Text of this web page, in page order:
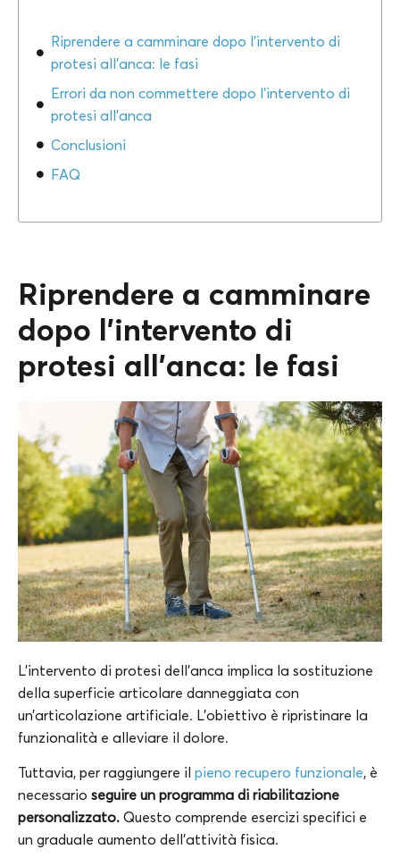
Riprendere a camminare dopo l’intervento di
protesi all’anca: le fasi
Errori da non commettere dopo l’intervento di
protesi all’anca
Conclusioni
FAQ
Riprendere a camminare
dopo l’intervento di
protesi all’anca: le fasi
L’intervento di protesi dell’anca implica la sostituzione
della superficie articolare danneggiata con
un’articolazione artificiale. L’obiettivo è ripristinare la
funzionalità e alleviare il dolore.
Tuttavia, per raggiungere il pieno recupero funzionale, è
necessario seguire un programma di riabilitazione
personalizzato. Questo comprende esercizi specifici e
un graduale aumento dell’attività fisica.